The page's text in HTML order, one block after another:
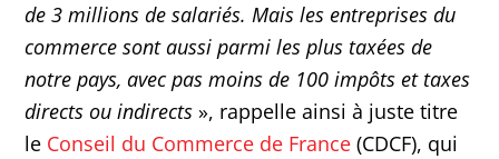
de 3 millions de salariés. Mais les entreprises du
commerce sont aussi parmi les plus taxées de
notre pays, avec pas moins de 100 impôts et taxes
directs ou indirects », rappelle ainsi à juste titre
le Conseil du Commerce de France (CDCF), qui